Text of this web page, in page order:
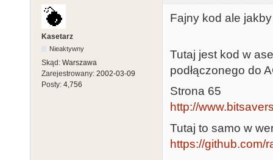
Kasetarz
Nieaktywny
Skąd: Warszawa
Zarejestrowany: 2002-03-09
Posty: 4,756
Fajny kod ale
Tutaj jest kod w
podłączonego do
Strona 65
http://
Tutaj to samo w
https://github.com/